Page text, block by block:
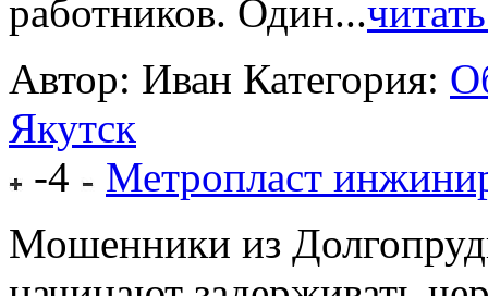
работников. Один...
Автор: Иван Категория:
Якутск
-4
Метропласт
Мошенники из